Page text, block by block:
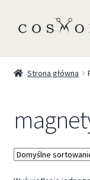
Trychologia
O Nas
Strona główna